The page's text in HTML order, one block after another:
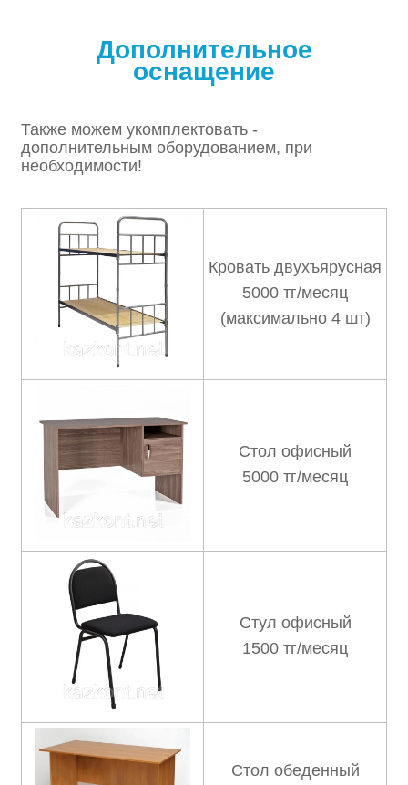
Дополнительное
оснащение
Также можем укомплектовать -
дополнительным оборудованием, при
необходимости!
Кровать двухъярусная
5000 тг/месяц
(максимально 4 шт)
Стол офисный
5000 тг/месяц
Стул офисный
1500 тг/месяц
Стол обеденный